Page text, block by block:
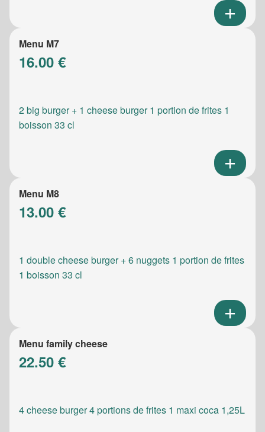
Menu M7
16.00 €
2 big burger + 1 cheese burger 1 portion de frites 1
boisson 33 cl
Menu M8
13.00 €
1 double cheese burger + 6 nuggets 1 portion de frites
1 boisson 33 cl
Menu family cheese
22.50 €
4 cheese burger 4 portions de frites 1 maxi coca 1,25L